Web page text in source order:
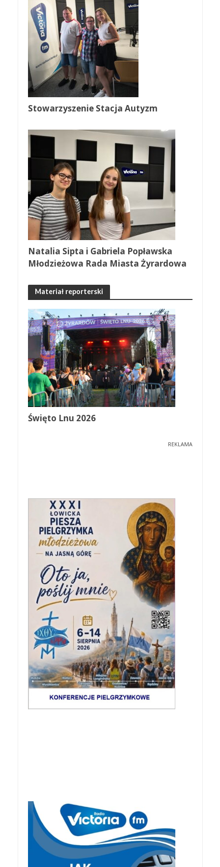
Stowarzyszenie Stacja Autyzm
Natalia Sipta i Gabriela Popławska
Młodzieżowa Rada Miasta Żyrardowa
Materiał reporterski
Święto Lnu 2026
REKLAMA